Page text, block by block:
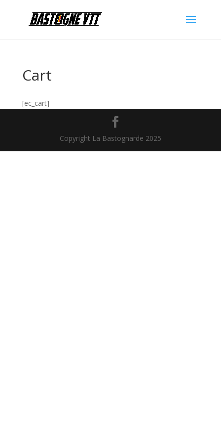
Cart
[ec_cart]
Copyright La Bastognarde 2025